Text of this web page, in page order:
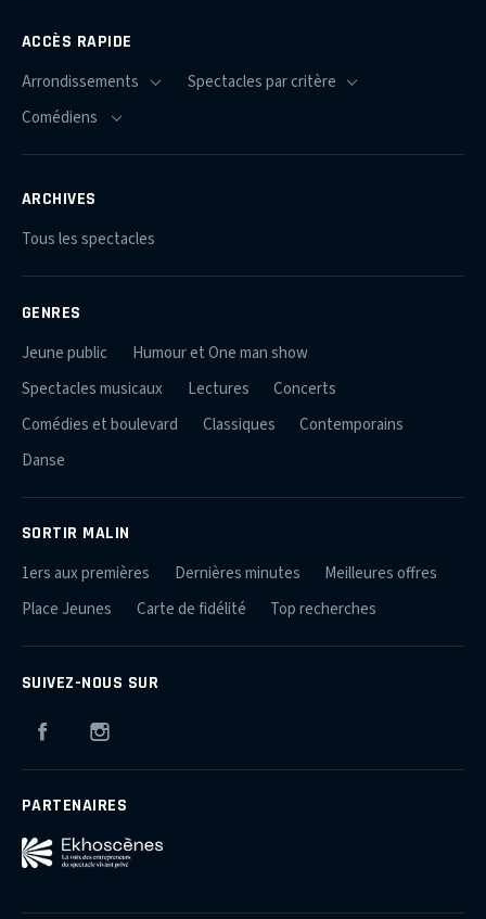
ACCÈS RAPIDE
ARCHIVES
Tous les spectacles
GENRES
Jeune public
Humour et One man show
Spectacles musicaux
Lectures
Concerts
Comédies et boulevard
Classiques
Contemporains
Danse
SORTIR MALIN
1ers aux premières Dernières minutes
Meilleures offres
Place Jeunes
Carte de fidélité Top recherches
SUIVEZ-NOUS SUR
Facebook
PARTENAIRES